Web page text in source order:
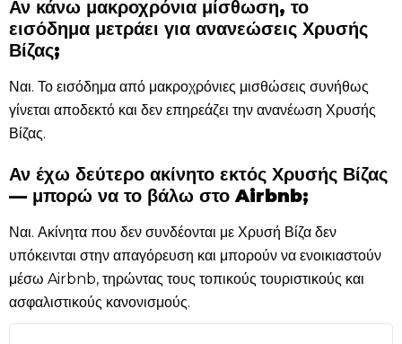
Αν κάνω μακροχρόνια μίσθωση, το
εισόδημα μετράει για ανανεώσεις Χρυσής
Βίζας;
Ναι. Το εισόδημα από μακροχρόνιες μισθώσεις συνήθως
γίνεται αποδεκτό και δεν επηρεάζει την ανανέωση Χρυσής
Βίζας.
Αν έχω δεύτερο ακίνητο εκτός Χρυσής Βίζας
— μπορώ να το βάλω στο Airbnb;
Ναι. Ακίνητα που δεν συνδέονται με Χρυσή Βίζα δεν
υπόκεινται στην απαγόρευση και μπορούν να ενοικιαστούν
μέσω Airbnb, τηρώντας τους τοπικούς τουριστικούς και
ασφαλιστικούς κανονισμούς.